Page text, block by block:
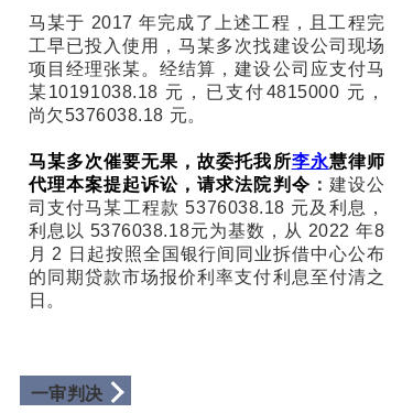
马某于 2017 年完成了上述工程，且工程完
工早已投入使用，马某多次找建设公司现场
项目经理张某。经结算，建设公司应支付马
某10191038.18 元，已支付4815000 元，
尚欠5376038.18 元。
马某多次催要无果，故委托我所李永慧律师
代理本案提起诉讼，请求法院判令 ： 建设公
司支付马某工程款 5376038.18 元及利息，
利息以 5376038.18元为基数，从 2022 年8
月 2 日起按照全国银行间同业拆借中心公布
的同期贷款市场报价利率支付利息至付清之
日。
一审判决